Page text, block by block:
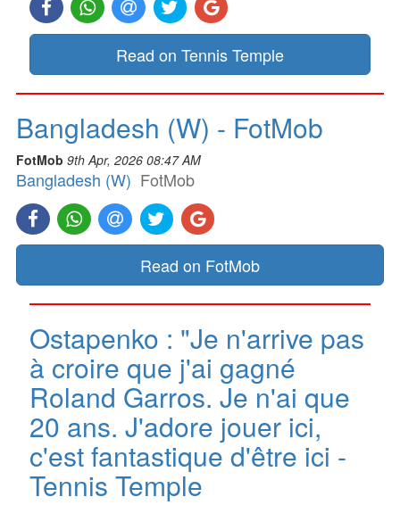
Read on Tennis Temple
Bangladesh (W) - FotMob
FotMob 9th Apr, 2026 08:47 AM
Bangladesh (W) FotMob
Read on FotMob
Ostapenko : "Je n'arrive pas
à croire que j'ai gagné
Roland Garros. Je n'ai que
20 ans. J'adore jouer ici,
c'est fantastique d'être ici -
Tennis Temple